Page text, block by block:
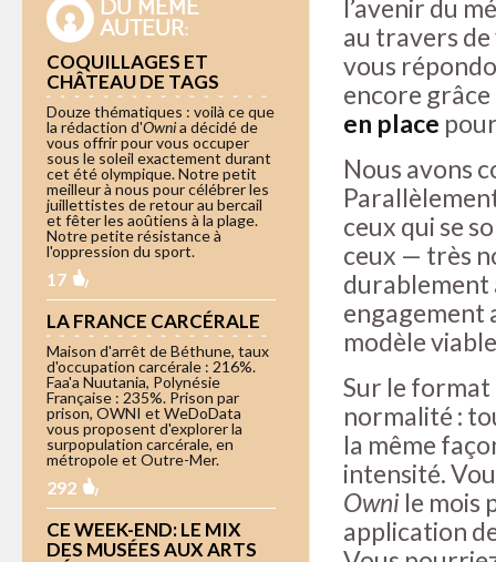
l’avenir du
au travers
vous
encore
en place
Nous avons
ceux qui se
ceux — très
durablement
engagement
modèle
Sur le format
normalité :
la même
intensité.
Owni le mois
application
DU MÊME
AUTEUR:
COQUILLAGES ET
CHÂTEAU DE TAGS
Douze thématiques : voilà ce que
la rédaction d'Ownia décidé de
vous offrir pour vous occuper
sous le soleil exactement durant
cet été olympique. Notre petit
meilleur à nous pour célébrer les
juillettistes de retour au bercail
et fêter les aoûtiens à la plage.
Notre petite résistance à
l'oppression du sport.
17
LA FRANCE CARCÉRALE
Maison d'arrêt de Béthune, taux
d'occupation carcérale : 216%.
Faa'a Nuutania, Polynésie
Française : 235%. Prison par
prison, OWNI et WeDoData
vous proposent d'explorer la
surpopulation carcérale, en
métropole et Outre-Mer.
292
CE WEEK-END: LE MIX
DES MUSÉES AUX ARTS